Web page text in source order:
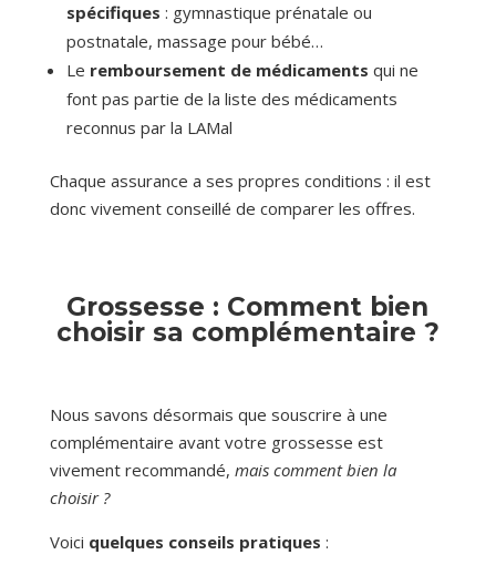
spécifiques : gymnastique prénatale ou
postnatale, massage pour bébé…
Le remboursement de médicaments qui ne
font pas partie de la liste des médicaments
reconnus par la LAMal
Chaque assurance a ses propres conditions : il est
donc vivement conseillé de comparer les offres.
Grossesse : Comment bien
choisir sa complémentaire ?
Nous savons désormais que souscrire à une
complémentaire avant votre grossesse est
vivement recommandé, mais comment bien la
choisir ?
Voici quelques conseils pratiques :